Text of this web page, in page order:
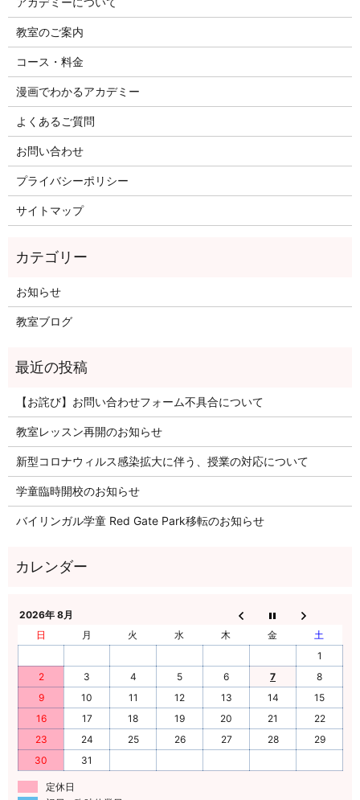
教室のご案内
コース・料金
漫画でわかるアカデミー
よくあるご質問
お問い合わせ
プライバシーポリシー
サイトマップ
お知らせ
教室ブログ
【お詫び】お問い合わせフォーム不具合について
教室レッスン再開のお知らせ
新型コロナウィルス感染拡大に伴う、授業の対応について
学童臨時開校のお知らせ
バイリンガル学童 Red Gate Park移転のお知らせ
2026年 8月
日
月 火 水 木 金
土
1
2
3 4 5 6 7
8
9
10 11 12 13 14
15
16
17 18 19 20 21
22
23
24 25 26 27 28
29
30
31
定休日